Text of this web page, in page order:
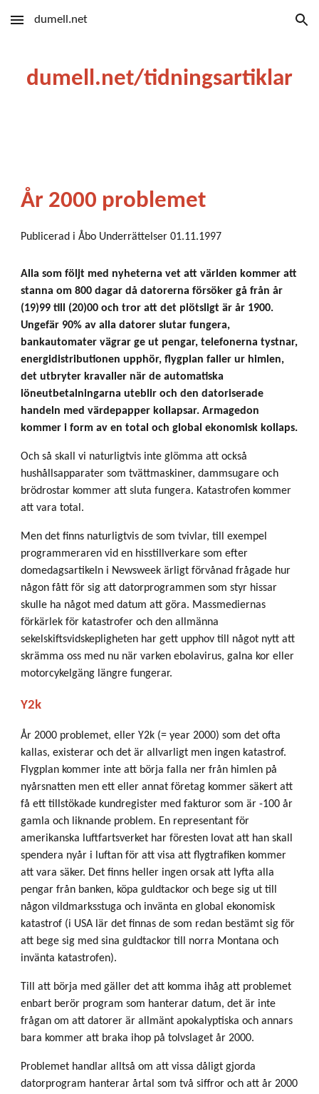
Skip to main content Skip to navigation
dumell.net
dumell.net/tidningsartiklar
År 2000 problemet
Publicerad i Åbo Underrättelser 01.11.1997
Alla som följt med nyheterna vet att världen kommer att
stanna om 800 dagar då datorerna försöker gå från år
(19)99 till (20)00 och tror att det plötsligt är år 1900.
Ungefär 90% av alla datorer slutar fungera,
bankautomater vägrar ge ut pengar, telefonerna tystnar,
energidistributionen upphör, flygplan faller ur himlen,
det utbryter kravaller när de automatiska
löneutbetalningarna uteblir och den datoriserade
handeln med värdepapper kollapsar. Armagedon
kommer i form av en total och global ekonomisk kollaps.
Och så skall vi naturligtvis inte glömma att också
hushållsapparater som tvättmaskiner, dammsugare och
brödrostar kommer att sluta fungera. Katastrofen kommer
att vara total.
Men det finns naturligtvis de som tvivlar, till exempel
programmeraren vid en hisstillverkare som efter
domedagsartikeln i Newsweek ärligt förvånad frågade hur
någon fått för sig att datorprogrammen som styr hissar
skulle ha något med datum att göra. Massmediernas
förkärlek för katastrofer och den allmänna
sekelskiftsvidskepligheten har gett upphov till något nytt att
skrämma oss med nu när varken ebolavirus, galna kor eller
motorcykelgäng längre fungerar.
Y2k
År 2000 problemet, eller Y2k (= year 2000) som det ofta
kallas, existerar och det är allvarligt men ingen katastrof.
Flygplan kommer inte att börja falla ner från himlen på
nyårsnatten men ett eller annat företag kommer säkert att
få ett tillstökade kundregister med fakturor som är -100 år
gamla och liknande problem. En representant för
amerikanska luftfartsverket har föresten lovat att han skall
spendera nyår i luftan för att visa att flygtrafiken kommer
att vara säker. Det finns heller ingen orsak att lyfta alla
pengar från banken, köpa guldtackor och bege sig ut till
någon vildmarksstuga och invänta en global ekonomisk
katastrof (i USA lär det finnas de som redan bestämt sig för
att bege sig med sina guldtackor till norra Montana och
invänta katastrofen).
Till att börja med gäller det att komma ihåg att problemet
enbart berör program som hanterar datum, det är inte
frågan om att datorer är allmänt apokalyptiska och annars
bara kommer att braka ihop på tolvslaget år 2000.
Problemet handlar alltså om att vissa dåligt gjorda
datorprogram hanterar årtal som två siffror och att år 2000